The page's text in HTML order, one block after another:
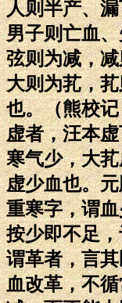
人则半产、
男子则亡血
弦则为减，
大则为芤，
也。（熊校记
虚者，汪本
寒气少，大
虚少血也。
重寒字，谓
按少即不足
谓革者，言
血改革，不